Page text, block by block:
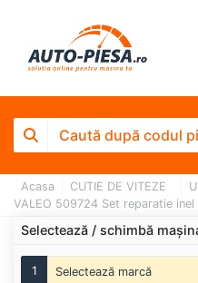
Acasa CUTIE DE VITEZE
VALEO 509724 Set reparatie inel
Selectează / schimbă
1 Selectează marcă